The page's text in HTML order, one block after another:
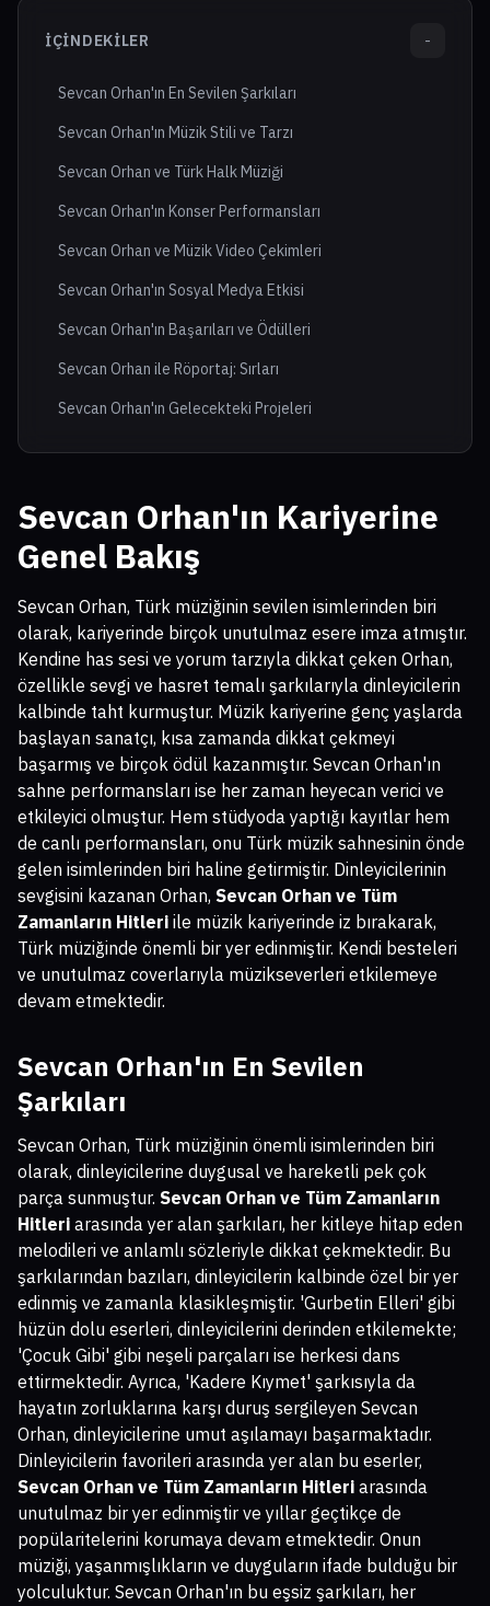
İÇINDEKILER -
Sevcan Orhan'ın En Sevilen Şarkıları
Sevcan Orhan'ın Müzik Stili ve Tarzı
Sevcan Orhan ve Türk Halk Müziği
Sevcan Orhan'ın Konser Performansları
Sevcan Orhan ve Müzik Video Çekimleri
Sevcan Orhan'ın Sosyal Medya Etkisi
Sevcan Orhan'ın Başarıları ve Ödülleri
Sevcan Orhan ile Röportaj: Sırları
Sevcan Orhan'ın Gelecekteki Projeleri
Sevcan Orhan'ın Kariyerine
Genel Bakış
Sevcan Orhan, Türk müziğinin sevilen isimlerinden biri
olarak, kariyerinde birçok unutulmaz esere imza atmıştır.
Kendine has sesi ve yorum tarzıyla dikkat çeken Orhan,
özellikle sevgi ve hasret temalı şarkılarıyla dinleyicilerin
kalbinde taht kurmuştur. Müzik kariyerine genç yaşlarda
başlayan sanatçı, kısa zamanda dikkat çekmeyi
başarmış ve birçok ödül kazanmıştır. Sevcan Orhan'ın
sahne performansları ise her zaman heyecan verici ve
etkileyici olmuştur. Hem stüdyoda yaptığı kayıtlar hem
de canlı performansları, onu Türk müzik sahnesinin önde
gelen isimlerinden biri haline getirmiştir. Dinleyicilerinin
sevgisini kazanan Orhan, Sevcan Orhan ve Tüm
Zamanların Hitleri ile müzik kariyerinde iz bırakarak,
Türk müziğinde önemli bir yer edinmiştir. Kendi besteleri
ve unutulmaz coverlarıyla müzikseverleri etkilemeye
devam etmektedir.
Sevcan Orhan'ın En Sevilen
Şarkıları
Sevcan Orhan, Türk müziğinin önemli isimlerinden biri
olarak, dinleyicilerine duygusal ve hareketli pek çok
parça sunmuştur. Sevcan Orhan ve Tüm Zamanların
Hitleri arasında yer alan şarkıları, her kitleye hitap eden
melodileri ve anlamlı sözleriyle dikkat çekmektedir. Bu
şarkılarından bazıları, dinleyicilerin kalbinde özel bir yer
edinmiş ve zamanla klasikleşmiştir. 'Gurbetin Elleri' gibi
hüzün dolu eserleri, dinleyicilerini derinden etkilemekte;
'Çocuk Gibi' gibi neşeli parçaları ise herkesi dans
ettirmektedir. Ayrıca, 'Kadere Kıymet' şarkısıyla da
hayatın zorluklarına karşı duruş sergileyen Sevcan
Orhan, dinleyicilerine umut aşılamayı başarmaktadır.
Dinleyicilerin favorileri arasında yer alan bu eserler,
Sevcan Orhan ve Tüm Zamanların Hitleri arasında
unutulmaz bir yer edinmiştir ve yıllar geçtikçe de
popülaritelerini korumaya devam etmektedir. Onun
müziği, yaşanmışlıkların ve duyguların ifade bulduğu bir
yolculuktur. Sevcan Orhan'ın bu eşsiz şarkıları, her